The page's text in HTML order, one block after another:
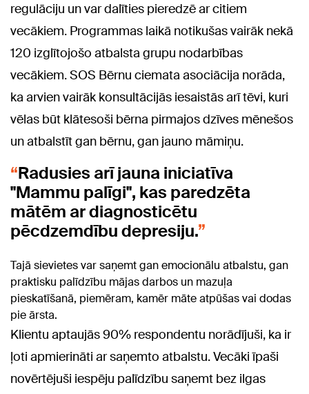
regulāciju un var dalīties pieredzē ar citiem
vecākiem. Programmas laikā notikušas vairāk nekā
120 izglītojošo atbalsta grupu nodarbības
vecākiem. SOS Bērnu ciemata asociācija norāda,
ka arvien vairāk konsultācijās iesaistās arī tēvi, kuri
vēlas būt klātesoši bērna pirmajos dzīves mēnešos
un atbalstīt gan bērnu, gan jauno māmiņu.
Radusies arī jauna iniciatīva
"Mammu palīgi", kas paredzēta
mātēm ar diagnosticētu
pēcdzemdību depresiju.
Tajā sievietes var saņemt gan emocionālu atbalstu, gan
praktisku palīdzību mājas darbos un mazuļa
pieskatīšanā, piemēram, kamēr māte atpūšas vai dodas
pie ārsta.
Klientu aptaujās 90% respondentu norādījuši, ka ir
ļoti apmierināti ar saņemto atbalstu. Vecāki īpaši
novērtējuši iespēju palīdzību saņemt bez ilgas